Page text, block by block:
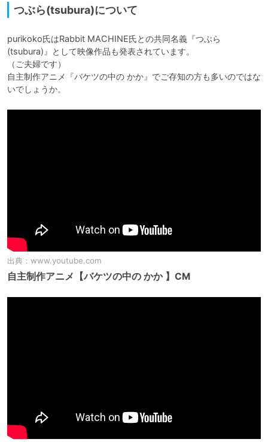
つぶら(tsubura)について
purikoko氏はRabbit MACHINE氏との共同名義『つぶら
(tsubura)』として映像作品も発表されています。
（ご夫婦です）
自主制作アニメ『バケツの中の かか』でご存知の方も多いのではな
いでしょうか。
出典： www.youtube.com
自主制作アニメ【バケツの中の かか 】CM